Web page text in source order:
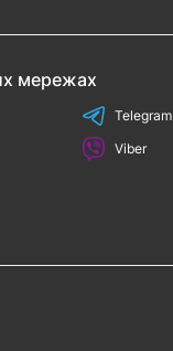
мережах
Telegram
Viber